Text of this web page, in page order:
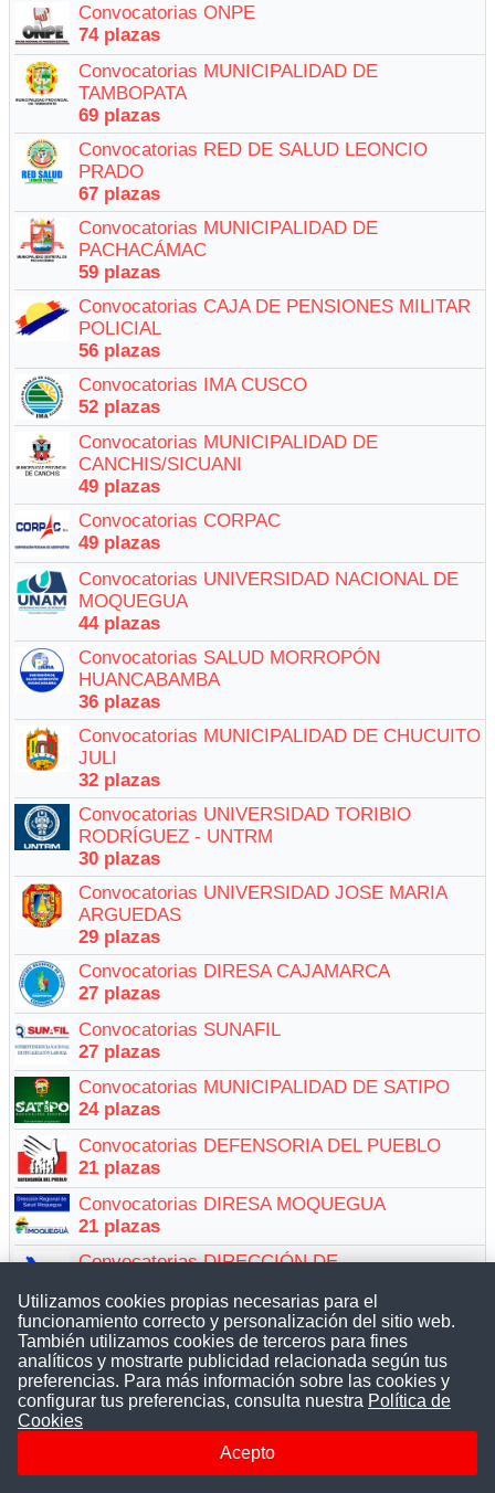
Convocatorias ONPE
74 plazas
Convocatorias MUNICIPALIDAD DE
TAMBOPATA
69 plazas
Convocatorias RED DE SALUD LEONCIO
PRADO
67 plazas
Convocatorias MUNICIPALIDAD DE
PACHACÁMAC
59 plazas
Convocatorias CAJA DE PENSIONES MILITAR
POLICIAL
56 plazas
Convocatorias IMA CUSCO
52 plazas
Convocatorias MUNICIPALIDAD DE
CANCHIS/SICUANI
49 plazas
Convocatorias CORPAC
49 plazas
Convocatorias UNIVERSIDAD NACIONAL DE
MOQUEGUA
44 plazas
Convocatorias SALUD MORROPÓN
HUANCABAMBA
36 plazas
Convocatorias MUNICIPALIDAD DE CHUCUITO
JULI
32 plazas
Convocatorias UNIVERSIDAD TORIBIO
RODRÍGUEZ - UNTRM
30 plazas
Convocatorias UNIVERSIDAD JOSE MARIA
ARGUEDAS
29 plazas
Convocatorias DIRESA CAJAMARCA
27 plazas
Convocatorias SUNAFIL
27 plazas
Convocatorias MUNICIPALIDAD DE SATIPO
24 plazas
Convocatorias DEFENSORIA DEL PUEBLO
21 plazas
Convocatorias DIRESA MOQUEGUA
21 plazas
Convocatorias DIRECCIÓN DE
21 plazas
Convocatorias MUNICIPALIDAD SAN JUAN DE
MIRAFLORES
19 plazas
Convocatorias RED DE SALUD OTUZCO
Convocatorias UNIVERSIDAD NACIONAL JOSE
Utilizamos cookies propias necesarias para el
funcionamiento correcto y personalización del sitio web.
También utilizamos cookies de terceros para fines
analíticos y mostrarte publicidad relacionada según tus
preferencias. Para más información sobre las cookies y
configurar tus preferencias, consulta nuestra Política de
Cookies
Acepto